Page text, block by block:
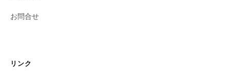
お問合せ
リンク